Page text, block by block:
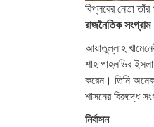
বিপ্লবের নেতা
রাজনৈতিক সংগ্রাম
আয়াতুল্লাহ
শাহ পাহলভির
করেন। তিনি
শাসনের বিরুদ্ধে
নির্বাসন